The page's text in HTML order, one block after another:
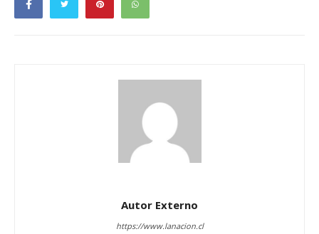
Autor Externo
https://www.lanacion.cl